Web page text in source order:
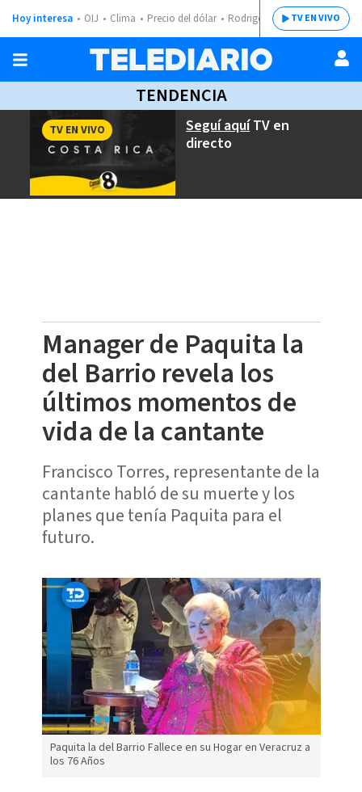
Hoy interesa OIJ Clima Precio del dólar Rodrigo ChavesTV EN VIVO
TENDENCIA
Seguí aquíTV en
directo
TV EN VIVO
Manager de Paquita la
del Barrio revela los
últimos momentos de
vida de la cantante
Francisco Torres, representante de la
cantante habló de su muerte y los
planes que tenía Paquita para el
futuro.
Paquita la del Barrio Fallece en su Hogar en Veracruz a
los 76 Años